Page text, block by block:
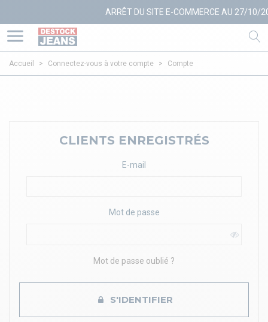
ARRÊT DU SITE E-COMMERCE AU 27/10/
Accueil > Connectez-vous à votre compte > Compte
CLIENTS ENREGISTRÉS
E-mail
Mot de passe
Mot de passe oublié ?
S'IDENTIFIER